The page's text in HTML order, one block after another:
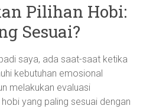
Pilihan Hobi:
Sesuai?
saya, ada saat-saat ketika
kebutuhan emosional
melakukan evaluasi
yang paling sesuai dengan